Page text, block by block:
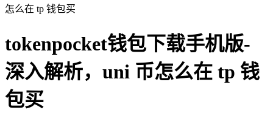
怎么在 tp 钱包买
tokenpocket钱包下载手机版-
深入解析，uni 币怎么在 tp 钱
包买